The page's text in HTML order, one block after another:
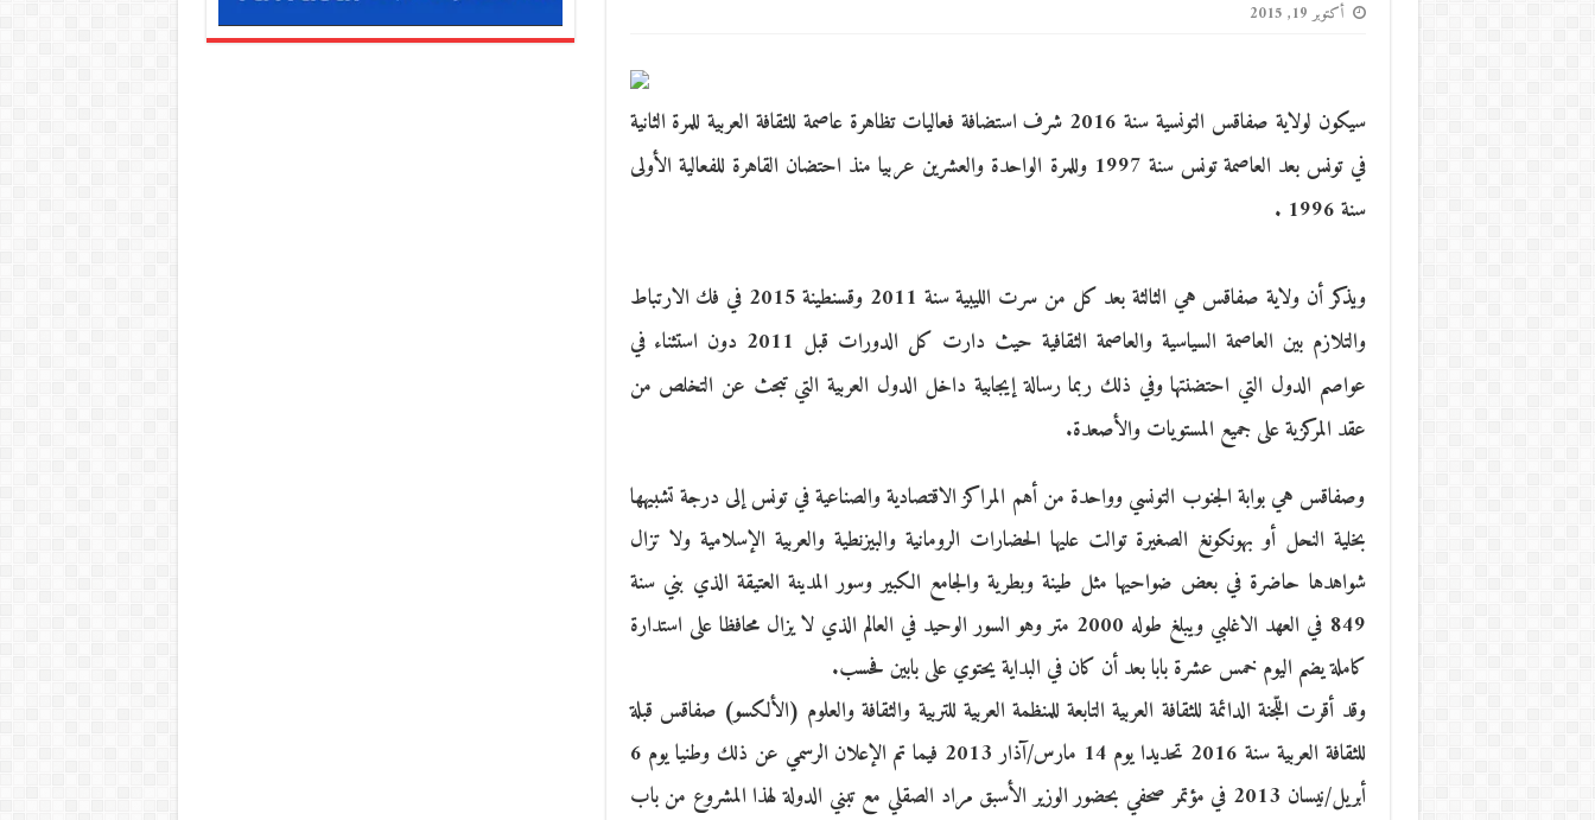
أكتوبر 19, 2015
سيكون لولاية صفاقس التونسية سنة 2016 شرف استضافة فعاليات تظاهرة عاصمة للثقافة العربية للمرة الثانية
في تونس بعد العاصمة تونس سنة 1997 وللمرة الواحدة والعشرين عربيا منذ احتضان القاهرة للفعالية الأولى
سنة 1996 .
ويذكر أن ولاية صفاقس هي الثالثة بعد كل من سرت الليبية سنة 2011 وقسنطينة 2015 في فك الارتباط
والتلازم بين العاصمة السياسية والعاصمة الثقافية حيث دارت كل الدورات قبل 2011 دون استثناء في
عواصم الدول التي احتضنتها وفي ذلك ربما رسالة إيجابية داخل الدول العربية التي تبحث عن التخلص من
عقد المركزية على جميع المستويات والأصعدة.
وصفاقس هي بوابة الجنوب التونسي وواحدة من أهم المراكز الاقتصادية والصناعية في تونس إلى درجة تشبيهها
بخلية النحل أو بهونكونغ الصغيرة توالت عليها الحضارات الرومانية والبيزنطية والعربية الإسلامية ولا تزال
شواهدها حاضرة في بعض ضواحيها مثل طينة وبطرية والجامع الكبير وسور المدينة العتيقة الذي بني سنة
849 في العهد الاغلبي ويبلغ طوله 2000 متر وهو السور الوحيد في العالم الذي لا يزال محافظا على استدارة
كاملة يضم اليوم خمس عشرة بابا بعد أن كان في البداية يحتوي على بابين فحسب.
وقد أقرت اللّجنة الدائمة للثقافة العربية التابعة للمنظمة العربية للتربية والثقافة والعلوم (الألكسو) صفاقس قبلة
للثقافة العربية سنة 2016 تحديدا يوم 14 مارس/آذار 2013 فيما تم الإعلان الرسمي عن ذلك وطنيا يوم 6
أبريل/نيسان 2013 في مؤتمر صحفي بحضور الوزير الأسبق مراد الصقلي مع تبني الدولة لهذا المشروع من باب